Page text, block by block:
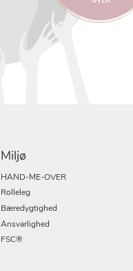
Miljø
HAND-ME-OVER
Rolleleg
Bæredygtighed
Ansvarlighed
FSC®